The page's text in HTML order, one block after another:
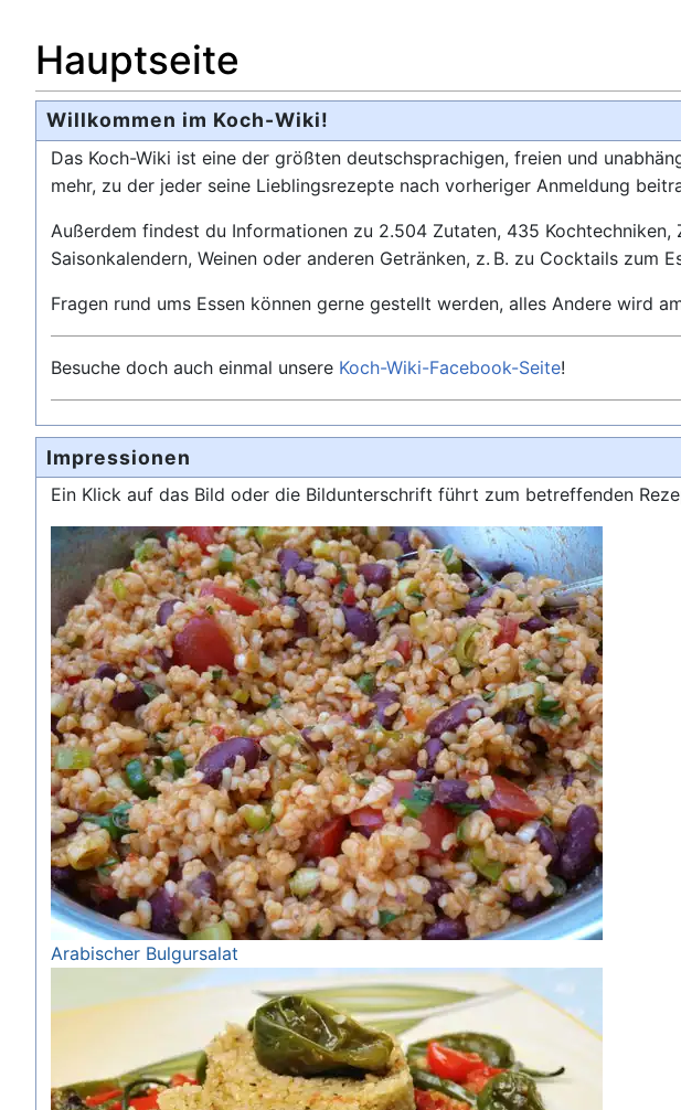
Hauptseite
Willkommen im Koch-Wiki!
Das Koch-Wiki ist eine der größten deutschsprachigen, freien und
mehr, zu der jeder seine Lieblingsrezepte nach vorheriger Anmeldung
Außerdem findest du Informationen zu 2.504 Zutaten, 435
Saisonkalendern, Weinen oder anderen Getränken, z. B. zu Cocktails zum
Fragen rund ums Essen können gerne gestellt werden, alles Andere wird
Besuche doch auch einmal unsere Koch-Wiki-Facebook-Seite!
Impressionen
Ein Klick auf das Bild oder die Bildunterschrift führt zum betreffenden
Arabischer Bulgursalat